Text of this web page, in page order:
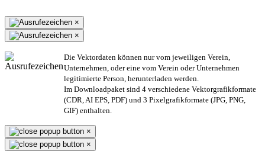
×
×
Die Vektordaten können nur vom jeweiligen Verein,
Unternehmen, oder eine vom Verein oder Unternehmen
legitimierte Person, herunterladen werden.
Im Downloadpaket sind 4 verschiedene Vektorgrafikformate
(CDR, AI EPS, PDF) und 3 Pixelgrafikformate (JPG, PNG,
GIF) enthalten.
×
×